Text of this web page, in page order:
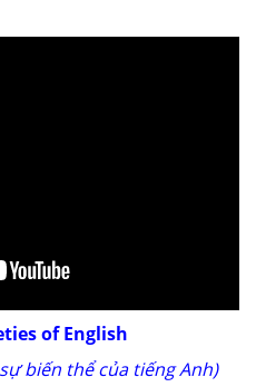
of English
biến thể của tiếng Anh)